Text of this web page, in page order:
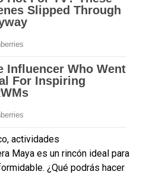
actividades
Maya es un rincón ideal para
¿Qué podrás hacer